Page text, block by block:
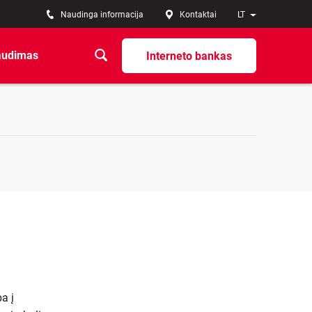
LT
Naudinga informacija Kontaktai
Interneto bankas
į